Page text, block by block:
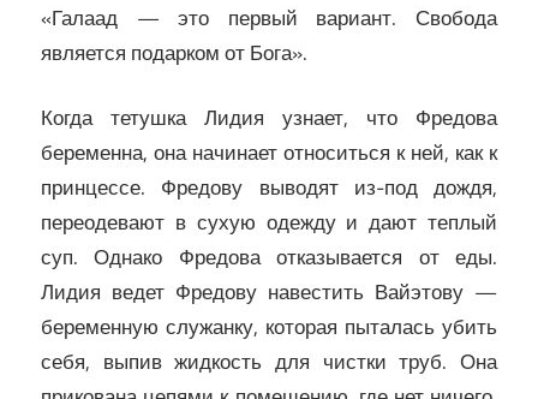
«Галаад — это первый вариант. Свобода
является подарком от Бога».
Когда тетушка Лидия узнает, что Фредова
беременна, она начинает относиться к ней, как к
принцессе. Фредову выводят из-под дождя,
переодевают в сухую одежду и дают теплый
суп. Однако Фредова отказывается от еды.
Лидия ведет Фредову навестить Вайэтову —
беременную служанку, которая пыталась убить
себя, выпив жидкость для чистки труб. Она